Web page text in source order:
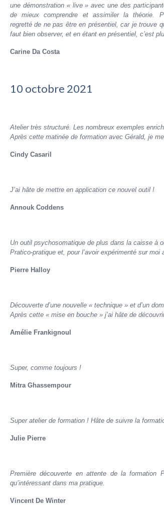
une démonstration « live » avec une des
de mieux comprendre et assimiler la théorie.
regretté de ne pas être en présentiel, car je trouve
faut bien observer, et en étant en présentiel, c’est
Carine Da Costa
10 octobre 2021
Atelier très structuré. Les nombreux exemples
Après cette matinée de formation avec Gérald, je
Cindy Casaril
J’ai hâte de mettre en application ce nouvel outil !
Annouk Coddens
Un outil psychosomatique de plus dans la caisse à
Pratico-pratique et, pour l’avoir expérimenté sur
Pierre Halloy
Découverte d’une nouvelle « technique » et d’un
Après cette « mise en bouche » j’ai hâte de
Amélie Frankignoul
Super, comme toujours !
Mitra Ghassempour
Super atelier de formation ! Hâte de suivre la
Julie Pierre
Première découverte en attente de la
qu’intéressant dans ma pratique.
Vincent De Winter